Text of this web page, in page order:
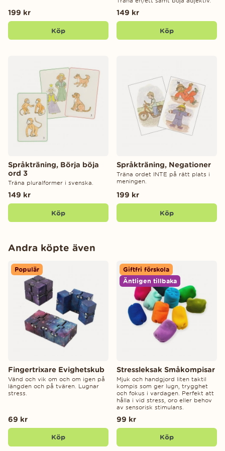
199 kr
Köp
149 kr
Köp
Språkträning, Börja böja
ord 3
Träna pluralformer i svenska.
149 kr
Köp
Språkträning, Negationer
Träna ordet INTE på rätt plats i
meningen.
199 kr
Köp
Andra köpte även
Populär
Fingertrixare Evighetskub
Vänd och vik om och om igen på
längden och på tvären. Lugnar
stress.
69 kr
Köp
Giftfri förskola
Äntligen tillbaka
Stressleksak Småkompisar
Mjuk och handgjord liten taktil
kompis som ger lugn, trygghet
och fokus i vardagen. Perfekt att
hålla i vid stress, oro eller behov
av sensorisk stimulans.
99 kr
Köp